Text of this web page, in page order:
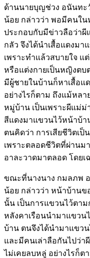
ด้านนายบุญช่วง อนันทะ
น้อย กล่าวว่า พอมีคนใน
ประกอบกับมีข่าวลือว่าผี
กลัว จึงได้นำเสื้อแดงม
เพราะทำแล้วสบายใจ แ
หรือแต่งกายเป็นหญิงต
มีผู้ชายในบ้านก็หาเสื้อแ
อย่างไรก็ตาม ถึงแม้หล
หมู่บ้าน เป็นเพราะผีแม่ม่
สีแดงมาแขวนไว้หน้าบ้า
ตนคิดว่า การเสียชีวิตเป็
เพราะตลอดชีวิตที่ผ่านม
อาละวาดมาตลอด โดย
ขณะที่นางนาง กมลภพ อ
น้อย กล่าวว่า หน้าบ้านข
นั้น เป็นการแขวนไว้ตาม
หลังคาเรือนนำมาแขวน
บ้าน ตนจึงได้นำมาแขว
และมีคนเล่าลือกันไปว่า
ไม่เคยลบหลู่ อย่างไรก็ต